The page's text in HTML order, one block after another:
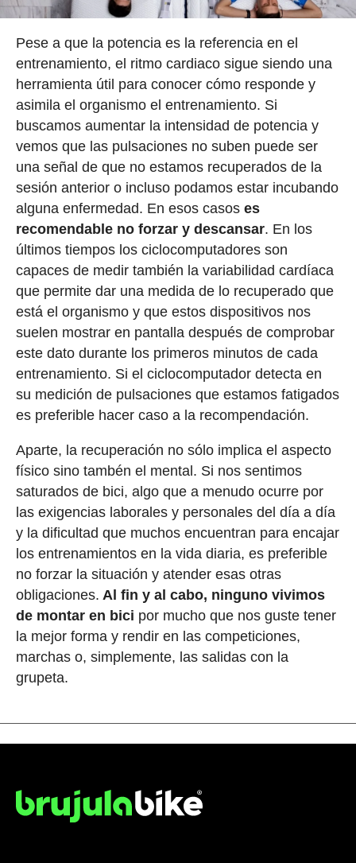
Pese a que la potencia es la referencia en el
entrenamiento, el ritmo cardiaco sigue siendo una
herramienta útil para conocer cómo responde y
asimila el organismo el entrenamiento. Si
buscamos aumentar la intensidad de potencia y
vemos que las pulsaciones no suben puede ser
una señal de que no estamos recuperados de la
sesión anterior o incluso podamos estar incubando
alguna enfermedad. En esos casos es
recomendable no forzar y descansar. En los
últimos tiempos los ciclocomputadores son
capaces de medir también la variabilidad cardíaca
que permite dar una medida de lo recuperado que
está el organismo y que estos dispositivos nos
suelen mostrar en pantalla después de comprobar
este dato durante los primeros minutos de cada
entrenamiento. Si el ciclocomputador detecta en
su medición de pulsaciones que estamos fatigados
es preferible hacer caso a la recompendación.
Aparte, la recuperación no sólo implica el aspecto
físico sino tambén el mental. Si nos sentimos
saturados de bici, algo que a menudo ocurre por
las exigencias laborales y personales del día a día
y la dificultad que muchos encuentran para encajar
los entrenamientos en la vida diaria, es preferible
no forzar la situación y atender esas otras
obligaciones. Al fin y al cabo, ninguno vivimos
de montar en bici por mucho que nos guste tener
la mejor forma y rendir en las competiciones,
marchas o, simplemente, las salidas con la
grupeta.